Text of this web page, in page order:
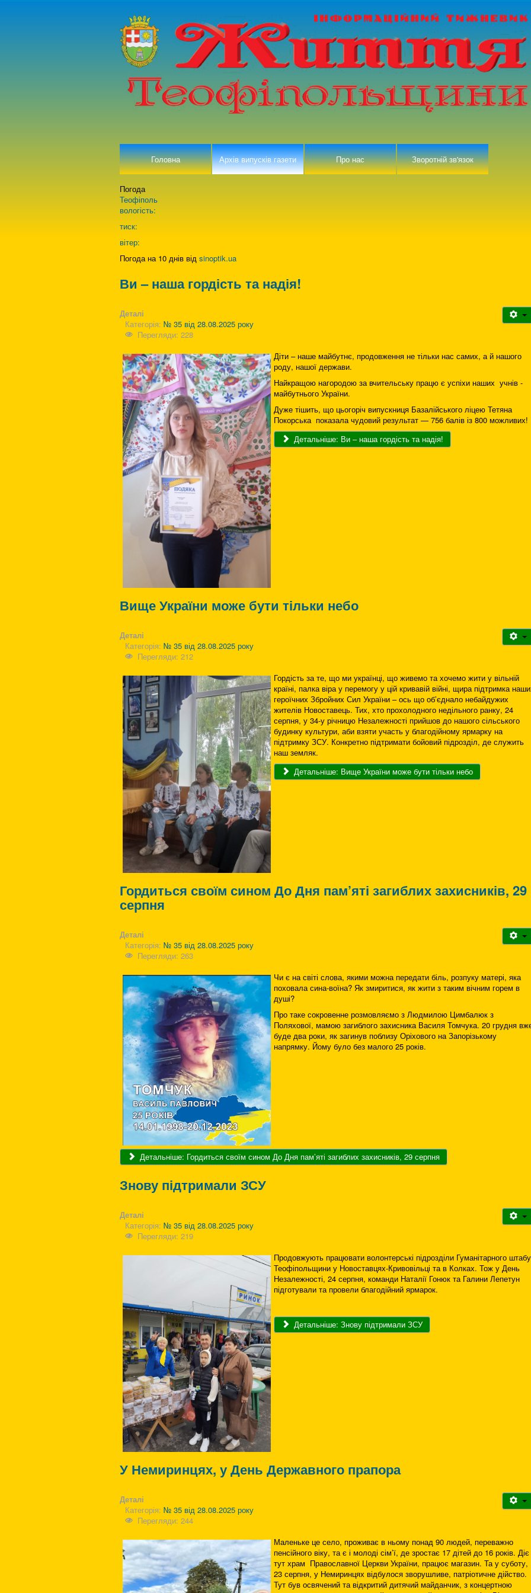
Головна Архів випусків газети Про нас Зворотній зв'язок
Погода
Теофіполь
вологість:
тиск:
вітер:
Погода на 10 днів від sinoptik.ua
Ви – наша гордість та надія!
Деталі
Категорія: № 35 від 28.08.2025 року
Перегляди: 228
Діти – наше майбутнє, продовження не тільки нас самих, а й нашого
роду, нашої держави.
Найкращою нагородою за вчительську працю є успіхи наших учнів -
майбутнього України.
Дуже тішить, що цьогоріч випускниця Базалійського ліцею Тетяна
Покорська показала чудовий результат — 756 балів із 800 можливих!
Детальніше: Ви – наша гордість та надія!
Вище України може бути тільки небо
Деталі
Категорія: № 35 від 28.08.2025 року
Перегляди: 212
Гордість за те, що ми українці, що живемо та хочемо жити у вільній
країні, палка віра у перемогу у цій кривавій війні, щира підтримка
героїчних Збройних Сил України – ось що об’єднало небайдужих
жителів Новоставець. Тих, хто прохолодного недільного ранку, 24
серпня, у 34-у річницю Незалежності прийшов до нашого сільського
будинку культури, аби взяти участь у благодійному ярмарку на
підтримку ЗСУ. Конкретно підтримати бойовий підрозділ, де служить
наш земляк.
Детальніше: Вище України може бути тільки небо
Гордиться своїм сином До Дня пам’яті загиблих захисників, 29
серпня
Деталі
Категорія: № 35 від 28.08.2025 року
Перегляди: 263
Чи є на світі слова, якими можна передати біль, розпуку матері, яка
поховала сина-воїна? Як змиритися, як жити з таким вічним горем в
душі?
Про таке сокровенне розмовляємо з Людмилою Цимбалюк з
Поляхової, мамою загиблого захисника Василя Томчука. 20 грудня
буде два роки, як загинув поблизу Оріхового на Запорізькому
напрямку. Йому було без малого 25 років.
Детальніше: Гордиться своїм сином До Дня пам’яті загиблих захисників, 29 серпня
Знову підтримали ЗСУ
Деталі
Категорія: № 35 від 28.08.2025 року
Перегляди: 219
Продовжують працювати волонтерські підрозділи Гуманітарного штабу
Теофіпольщини у Новоставцях-Кривовільці та в Колках. Тож у День
Незалежності, 24 серпня, команди Наталії Гонюк та Галини Лепетун
підготували та провели благодійний ярмарок.
Детальніше: Знову підтримали ЗСУ
У Немиринцях, у День Державного прапора
Деталі
Категорія: № 35 від 28.08.2025 року
Перегляди: 244
Маленьке це село, проживає в ньому понад 90 людей, переважно
пенсійного віку, та є і молоді сім’ї, де зростає 17 дітей до 16 років. Діє
тут храм Православної Церкви України, працює магазин. Та у суботу,
23 серпня, у Немиринцях відбулося зворушливе, патріотичне дійство.
Тут був освячений та відкритий дитячий майданчик, з концертною